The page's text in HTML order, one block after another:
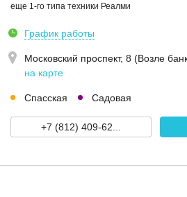
еще 1-го типа техники Реалми
График работы
Московский проспект, 8 (Возле
на карте
Спасская Садовая
+7 (812) 409-62...